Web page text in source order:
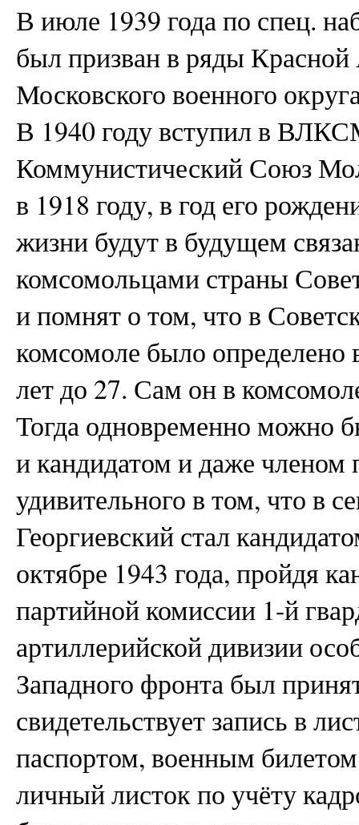
В июле 1939 года по спец.
был призван в ряды
Московского военного
В 1940 году вступил в
Коммунистический Союз
в 1918 году, в год его
жизни будут в будущем
комсомольцами страны
и помнят о том, что в
комсомоле было
лет до 27. Сам он в
Тогда одновременно
и кандидатом и даже членом
удивительного в том, что в
Георгиевский стал
октябре 1943 года, пройдя
партийной комиссии 1-й
артиллерийской дивизии
Западного фронта был
свидетельствует запись в
паспортом, военным
личный листок по учёту